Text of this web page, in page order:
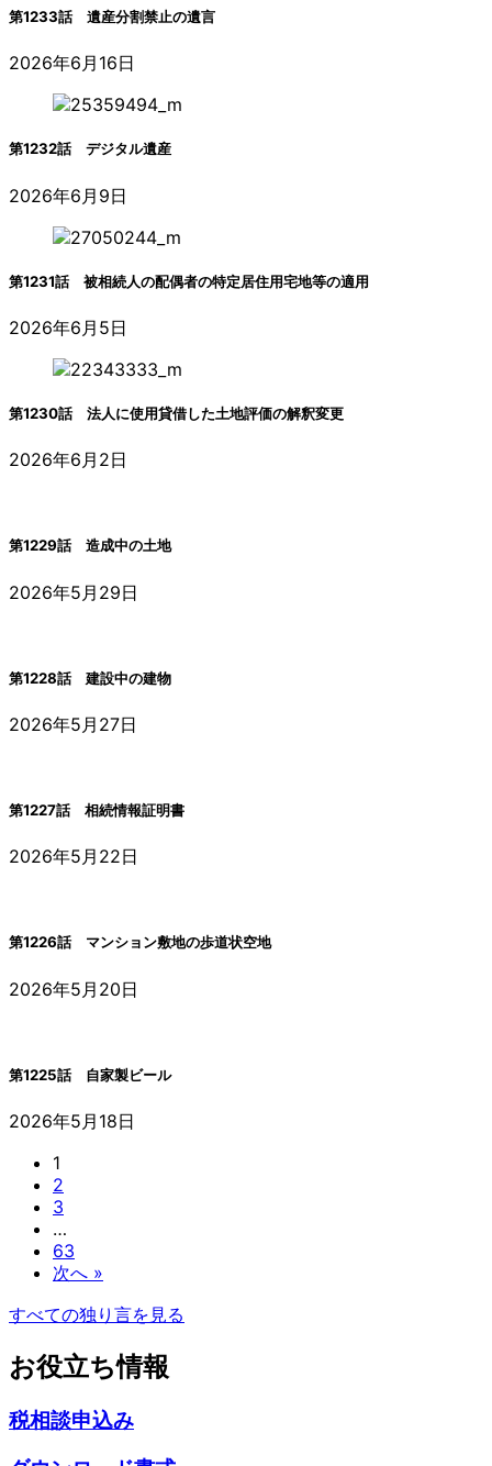
第1233話 遺産分割禁止の遺言
2026年6月16日
第1232話 デジタル遺産
2026年6月9日
第1231話 被相続人の配偶者の特定居住用宅地等の適用
2026年6月5日
第1230話 法人に使用貸借した土地評価の解釈変更
2026年6月2日
第1229話 造成中の土地
2026年5月29日
第1228話 建設中の建物
2026年5月27日
第1227話 相続情報証明書
2026年5月22日
第1226話 マンション敷地の歩道状空地
2026年5月20日
第1225話 自家製ビール
2026年5月18日
1
2
3
…
63
次へ »
すべての独り言を見る
お役立ち情報
税相談申込み